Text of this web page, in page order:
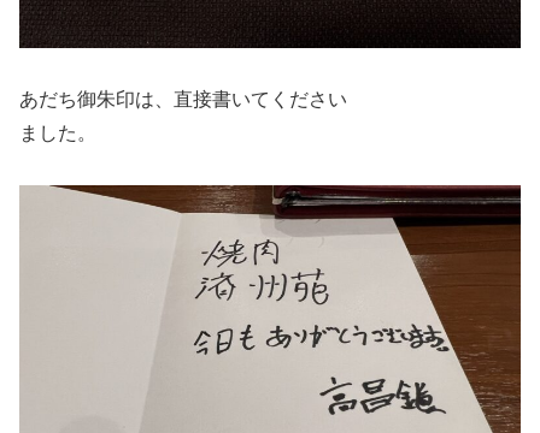
あだち御朱印は、直接書いてください
ました。